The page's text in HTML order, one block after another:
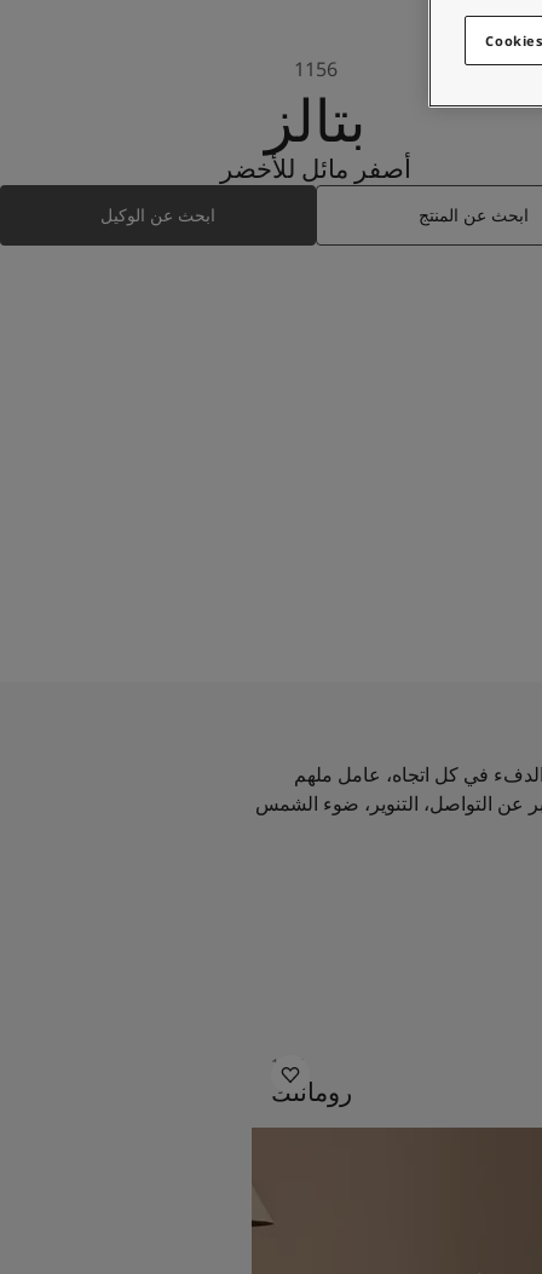
بتالز
1156
أصفر مائل للأخضر
ابحث عن المنتج ابحث عن الوكيل
في كل اتجاه، عامل ملهم
عن التواصل، التنوير، ضوء الشمس
1304
رومانتك